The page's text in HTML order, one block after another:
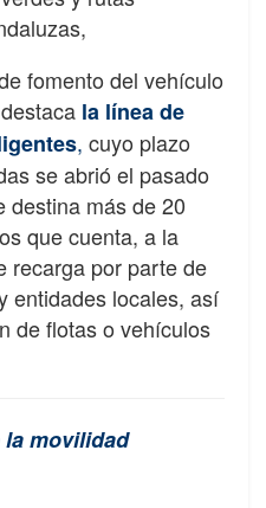
fomento del vehículo
la línea de
, cuyo plazo
se abrió el pasado
destina más de 20
que cuenta, a la
recarga por parte de
entidades locales, así
de flotas o vehículos
la movilidad